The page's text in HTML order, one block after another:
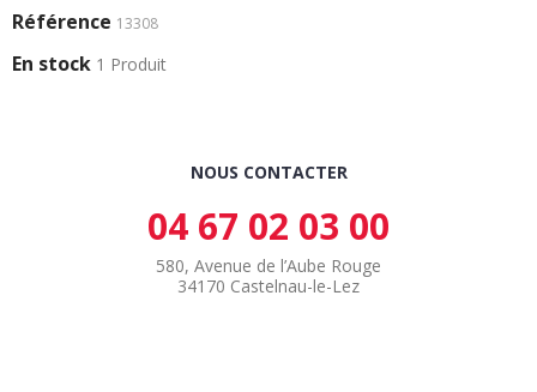
Référence 13308
En stock 1 Produit
NOUS CONTACTER
04 67 02 03 00
580, Avenue de l’Aube Rouge
34170 Castelnau-le-Lez